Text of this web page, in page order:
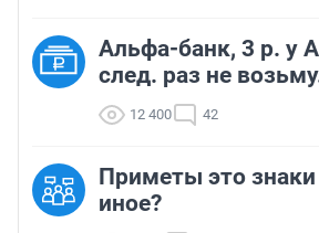
Альфа-банк, 3 р. у
след. раз не
12 400 42
Приметы это знаки
иное?